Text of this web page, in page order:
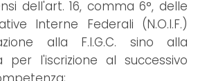
dell'art. 16, comma 6°, delle
Interne Federali (N.O.I.F.)
alla F.I.G.C. sino alla
per l'iscrizione al successivo